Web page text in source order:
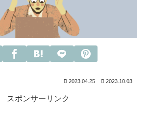
2023.04.25 2023.10.03
スポンサーリンク